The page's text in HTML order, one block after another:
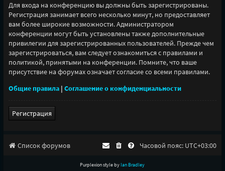
Для входа на конференцию вы должны быть зарегистрированы.
Регистрация занимает всего несколько минут, но предоставляет
вам более широкие возможности. Администратором
конференции могут быть установлены также дополнительные
привилегии для зарегистрированных пользователей. Прежде чем
зарегистрироваться, вам следует ознакомиться с правилами и
политикой, принятыми на конференции. Помните, что ваше
присутствие на форумах означает согласие со всеми правилами.
Общие правила| Соглашение о конфиденциальности
Регистрация
Список форумов Часовой пояс: UTC+03:00
Purplexion style by Ian Bradley